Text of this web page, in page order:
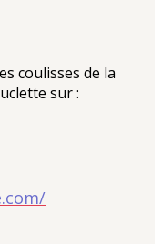
coulisses de la
sur :